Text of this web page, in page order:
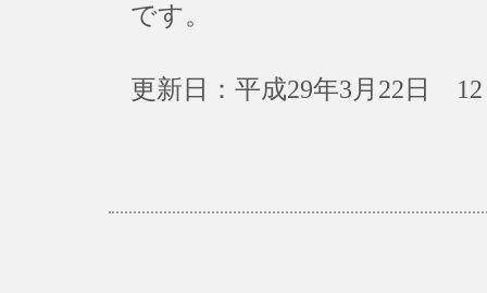
です。
更新日：平成29年3月22日 12